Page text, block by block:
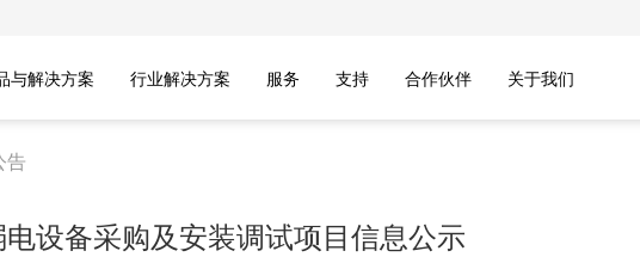
与解决方案 行业解决方案 服务 支持 合作伙伴 关于我们
告
设备采购及安装调试项目信息公示